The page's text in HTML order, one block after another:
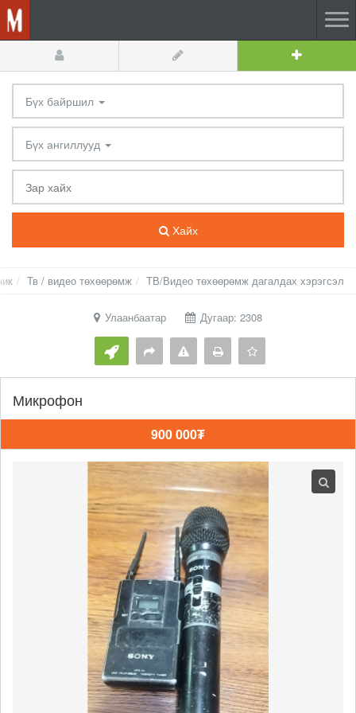
Бүх байршил
Бүх ангиллууд
Хайх
Тв / видео төхөөрөмж ТВ/Видео төхөөрөмж дагалдах хэрэгсэл
Улаанбаатар Дугаар: 2308
Микрофон
900 000₮